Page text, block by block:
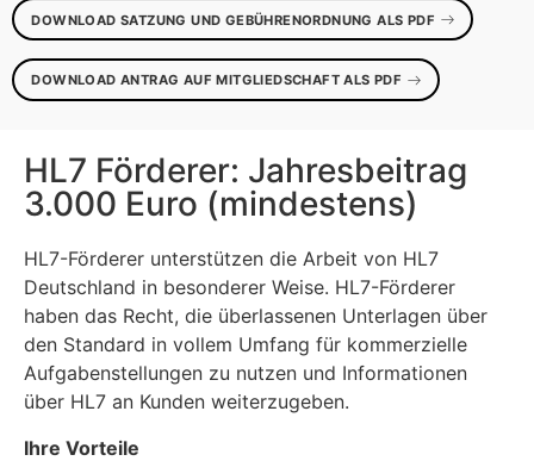
DOWNLOAD SATZUNG UND GEBÜHRENORDNUNG ALS PDF
DOWNLOAD ANTRAG AUF MITGLIEDSCHAFT ALS PDF
HL7 Förderer: Jahresbeitrag
3.000 Euro (mindestens)
HL7-Förderer unterstützen die Arbeit von HL7
Deutschland in besonderer Weise. HL7-Förderer
haben das Recht, die überlassenen Unterlagen über
den Standard in vollem Umfang für kommerzielle
Aufgabenstellungen zu nutzen und Informationen
über HL7 an Kunden weiterzugeben.
Ihre Vorteile